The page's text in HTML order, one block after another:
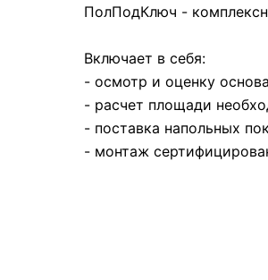
ПолПодКлюч -
Включает в себя:
- осмотр и оценку
- расчет площади
- поставка напольных
- монтаж